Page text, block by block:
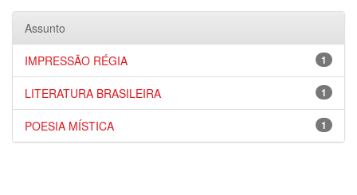
Assunto
1
IMPRESSÃO RÉGIA
1
LITERATURA BRASILEIRA
1
POESIA MÍSTICA